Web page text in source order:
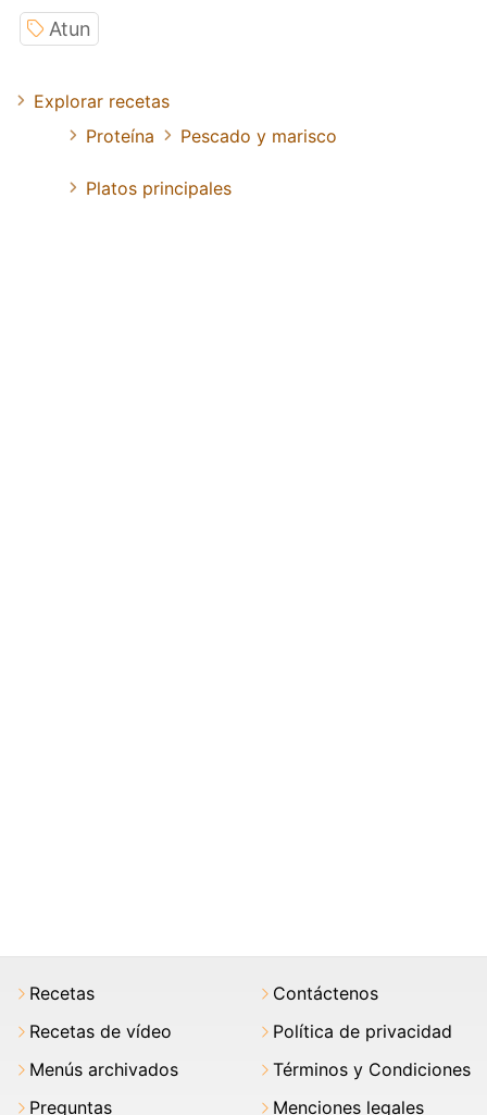
Atun
Explorar recetas
Proteína
Pescado y marisco
Platos principales
Recetas
Recetas de vídeo
Menús archivados
Preguntas
Contáctenos
Política de privacidad
Términos y Condiciones
Menciones legales